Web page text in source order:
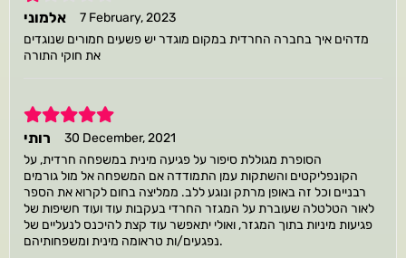
אלמוני
7 February, 2023
מדהים איך בחברה החרדית במקום מוגדר יש פשעים חמורים שנוגדים
את חוקי התורה
5
רותי
30 December, 2021
הסופרת מגוללת סיפור על פגיעה מינית במשפחה חרדית, על
הקונפליקטים והשתקות עמן התמודדה אם המשפחה אל מול גורמים
רבניים וכל זה באופן מרתק ונוגע ללב. ממליצה בחום לקרוא את הספר
לאור הטלטלה שעוברת על המגזר החרדי בעקבות עוד ועוד חשיפות של
פגיעות מיניות בתוך המגזר, ואולי יתאפשר עוד קצת להיכנס לנעליים של
נפגעים/ות טראומה מינית ומשפחותיהם.